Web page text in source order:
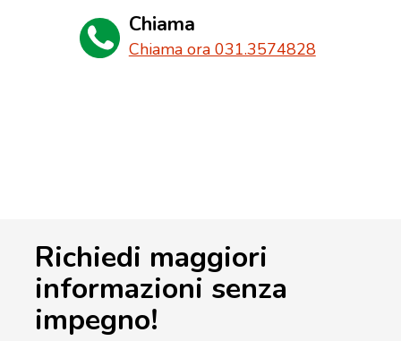
Chiama
Chiama ora 031.3574828
Richiedi maggiori
informazioni senza
impegno!